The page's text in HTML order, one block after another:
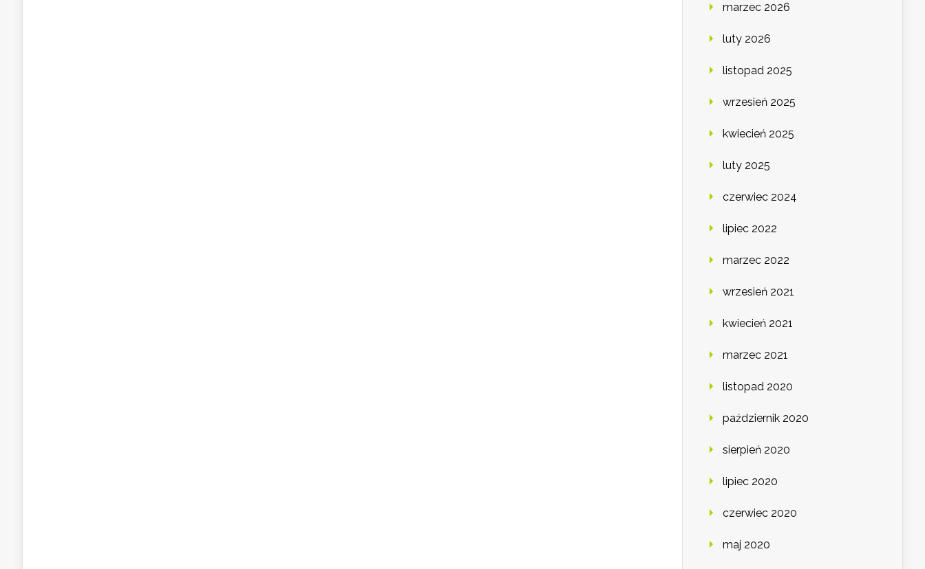
marzec 2026
luty 2026
listopad 2025
wrzesień 2025
kwiecień 2025
luty 2025
czerwiec 2024
lipiec 2022
marzec 2022
wrzesień 2021
kwiecień 2021
marzec 2021
listopad 2020
październik 2020
sierpień 2020
lipiec 2020
czerwiec 2020
maj 2020